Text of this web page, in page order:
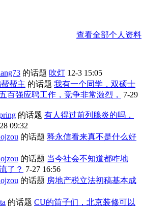
查看全部个人资料
的话题 吹灯 12-3 15:05
帮主 的话题 我有一个同学，双硕士
百强应聘工作，竞争非常激烈，
7-29
的话题 有人得过前列腺炎的吗，
09:32
的话题 释永信看来真不是什么好
的话题 当今社会不知道都咋地
了？ 7-27 16:56
的话题 房地产税立法初稿基本成
的话题 CU的筒子们，北京装修可以